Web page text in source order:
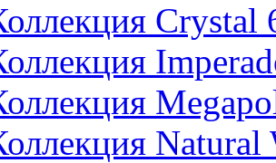
Crystal